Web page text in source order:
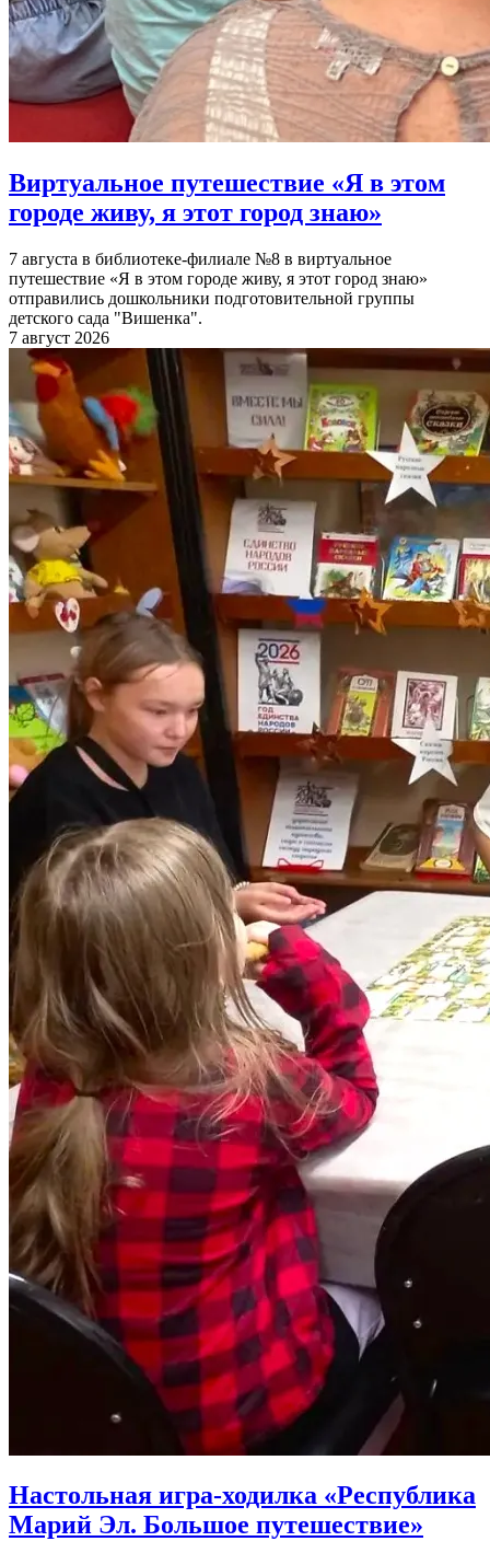
Виртуальное путешествие «Я в этом
городе живу, я этот город знаю»
7 августа в библиотеке-филиале №8 в виртуальное
путешествие «Я в этом городе живу, я этот город знаю»
отправились дошкольники подготовительной группы
детского сада "Вишенка".
7 август 2026
Настольная игра-ходилка «Республика
Марий Эл. Большое путешествие»